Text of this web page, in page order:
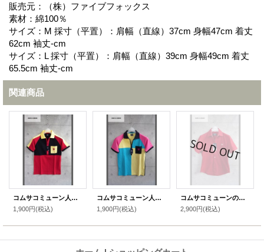
販売元：（株）ファイブフォックス
素材：綿100％
サイズ：M 採寸（平置）：肩幅（直線）37cm 身幅47cm 着丈
62cm 袖丈-cm
サイズ：L 採寸（平置）：肩幅（直線）39cm 身幅49cm 着丈
65.5cm 袖丈-cm
関連商品
コムサコミューン人気トリコポロシャツB
1,900円(税込)
コムサコミューン人気トリコポロシャツZ
1,900円(税込)
コムサコミューンの高機能COOLMAXポロシャツ
2,900円(税込)